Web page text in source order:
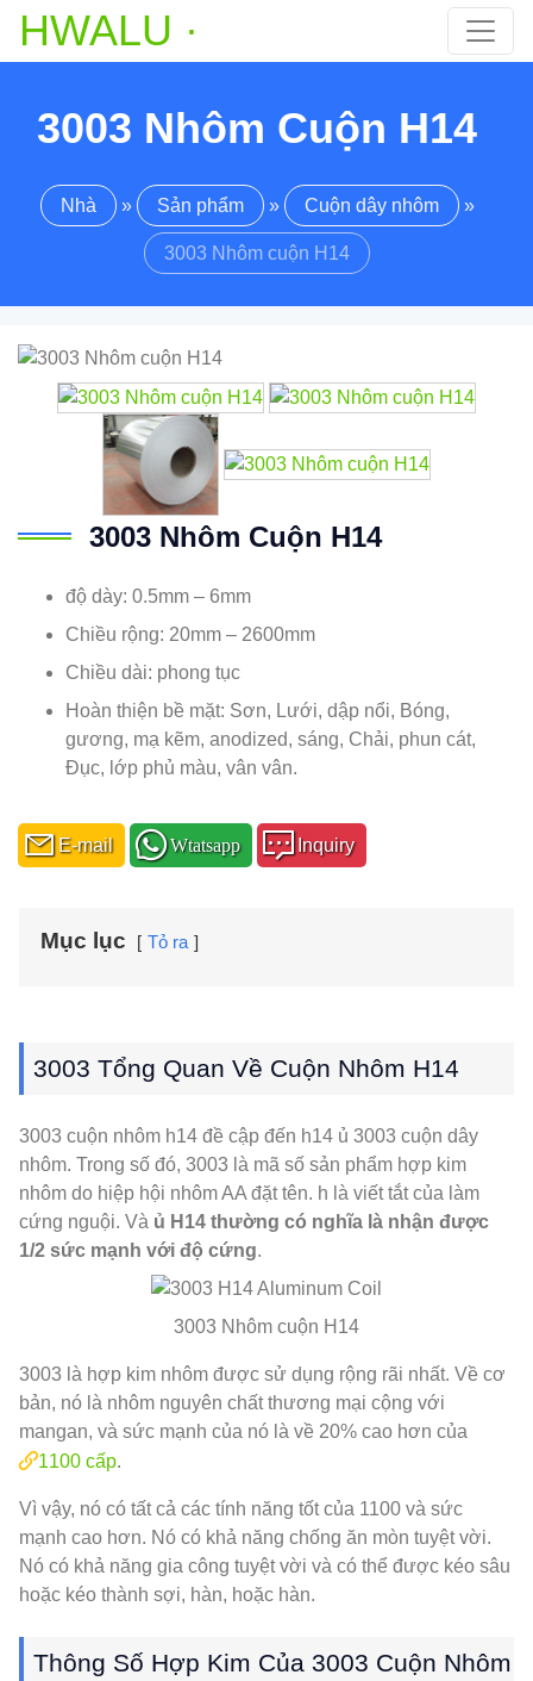
HWALU ·
3003 Nhôm Cuộn H14
Nhà » Sản phẩm » Cuộn dây nhôm »
3003 Nhôm cuộn H14
3003 Nhôm Cuộn H14
độ dày: 0.5mm – 6mm
Chiều rộng: 20mm – 2600mm
Chiều dài: phong tục
Hoàn thiện bề mặt: Sơn, Lưới, dập nổi, Bóng,
gương, mạ kẽm, anodized, sáng, Chải, phun cát,
Đục, lớp phủ màu, vân vân.
E-mail Wtatsapp Inquiry
Mục lục Tỏ ra
3003 Tổng Quan Về Cuộn Nhôm H14
3003 cuộn nhôm h14 đề cập đến h14 ủ 3003 cuộn dây
nhôm. Trong số đó, 3003 là mã số sản phẩm hợp kim
nhôm do hiệp hội nhôm AA đặt tên. h là viết tắt của làm
cứng nguội. Và ủ H14 thường có nghĩa là nhận được
1/2 sức mạnh với độ cứng.
3003 Nhôm cuộn H14
3003 là hợp kim nhôm được sử dụng rộng rãi nhất. Về cơ
bản, nó là nhôm nguyên chất thương mại cộng với
mangan, và sức mạnh của nó là về 20% cao hơn của
1100 cấp.
Vì vậy, nó có tất cả các tính năng tốt của 1100 và sức
mạnh cao hơn. Nó có khả năng chống ăn mòn tuyệt vời.
Nó có khả năng gia công tuyệt vời và có thể được kéo sâu
hoặc kéo thành sợi, hàn, hoặc hàn.
Thông Số Hợp Kim Của 3003 Cuộn Nhôm